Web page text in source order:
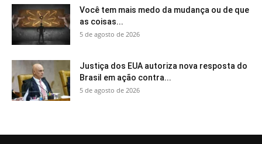
Você tem mais medo da mudança ou de que
as coisas...
5 de agosto de 2026
Justiça dos EUA autoriza nova resposta do
Brasil em ação contra...
5 de agosto de 2026